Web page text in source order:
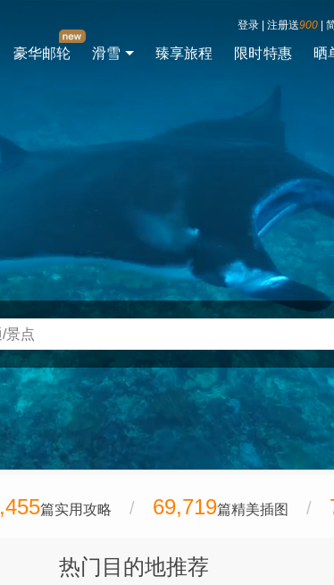
豪华邮轮 滑雪 臻享旅程 限时特惠 晒
登录 | 注册送900 |
篇实用攻略 69,719篇精美插图
热门目的地推荐